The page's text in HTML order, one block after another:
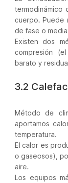
termodinámico
cuerpo. Puede
de fase o
Existen dos
compresión
barato y
3.2
Método de
aportamos
temperatura.
El calor es
o gaseosos),
aire.
Los equipos